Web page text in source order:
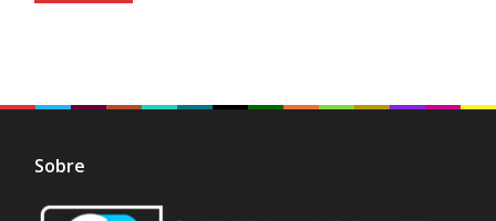
Sobre